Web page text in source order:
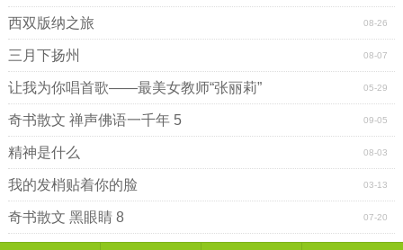
08-26
西双版纳之旅
08-07
三月下扬州
05-29
让我为你唱首歌――最美女教师“张丽莉”
09-05
奇书散文 禅声佛语一千年 5
08-03
精神是什么
03-13
我的发梢贴着你的脸
07-20
奇书散文 黑眼睛 8